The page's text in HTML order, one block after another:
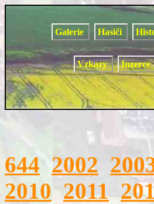
Galerie Hasiči
Vzkazy Inzerce
644 2002
2010 2011